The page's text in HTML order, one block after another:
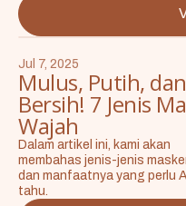
Jul 7, 2025
Mulus, Putih, dan
Bersih! 7 Jenis
Wajah
Dalam artikel ini, kami akan
membahas jenis-jenis
dan manfaatnya yang perlu
tahu.